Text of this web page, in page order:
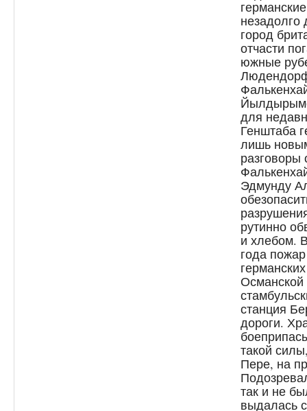
незадолго
город
отчасти
южные
для
Генштаба
лишь
Эдмунду
рутинно
и хлебом.
года
Османской
станция
дороги.
такой
Пере, на
так и не
выдалась